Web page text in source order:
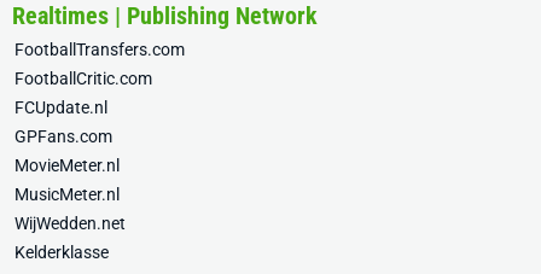
Realtimes | Publishing Network
FootballTransfers.com
FootballCritic.com
FCUpdate.nl
GPFans.com
MovieMeter.nl
MusicMeter.nl
WijWedden.net
Kelderklasse